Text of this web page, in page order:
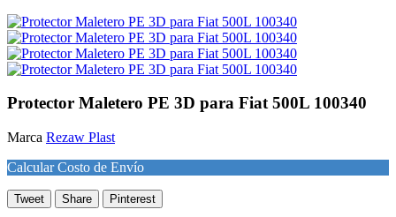
Protector Maletero PE 3D para Fiat 500L 100340
Marca Rezaw Plast
Calcular Costo de Envío
Tweet Share Pinterest